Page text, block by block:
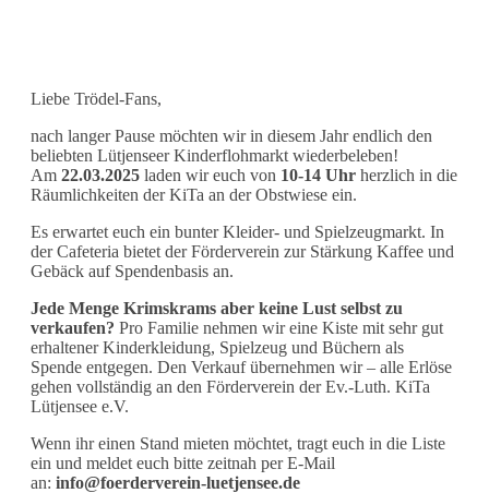
Liebe Trödel-Fans,
nach langer Pause möchten wir in diesem Jahr endlich den
beliebten Lütjenseer Kinderflohmarkt wiederbeleben!
Am 22.03.2025 laden wir euch von 10-14 Uhr herzlich in die
Räumlichkeiten der KiTa an der Obstwiese ein.
Es erwartet euch ein bunter Kleider- und Spielzeugmarkt. In
der Cafeteria bietet der Förderverein zur Stärkung Kaffee und
Gebäck auf Spendenbasis an.
Jede Menge Krimskrams aber keine Lust selbst zu
verkaufen? Pro Familie nehmen wir eine Kiste mit sehr gut
erhaltener Kinderkleidung, Spielzeug und Büchern als
Spende entgegen. Den Verkauf übernehmen wir – alle Erlöse
gehen vollständig an den Förderverein der Ev.-Luth. KiTa
Lütjensee e.V.
Wenn ihr einen Stand mieten möchtet, tragt euch in die Liste
ein und meldet euch bitte zeitnah per E-Mail
an: info@foerderverein-luetjensee.de